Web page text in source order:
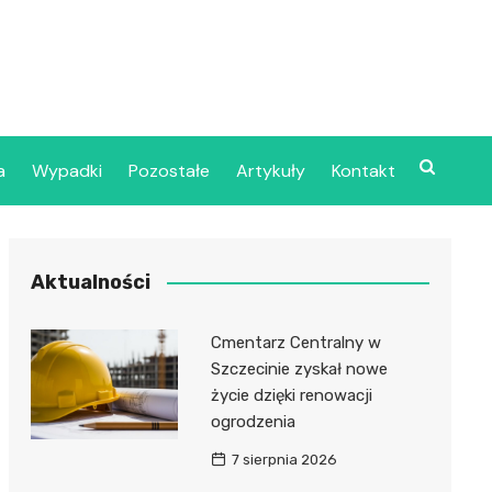
Szpital Wojskowy w
Publiczny
Zakład
Zdrowotnej
Publiczny
Wypadki Pozostałe Artykuły Kontakt
Aktualności
Cmentarz Centralny w
Szczecinie zyskał nowe
życie dzięki renowacji
ogrodzenia
7 sierpnia 2026